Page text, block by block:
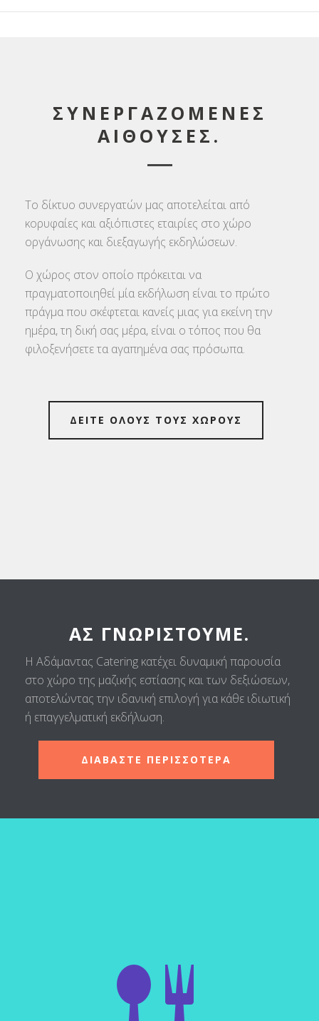
ΣΥΝΕΡΓΑΖΟΜΕΝΕΣ
ΑΙΘΟΥΣΕΣ.
Το δίκτυο συνεργατών μας αποτελείται από
κορυφαίες και αξιόπιστες εταιρίες στο χώρο
οργάνωσης και διεξαγωγής εκδηλώσεων.
Ο χώρος στον οποίο πρόκειται να
πραγματοποιηθεί μία εκδήλωση είναι το πρώτο
πράγμα που σκέφτεται κανείς μιας για εκείνη την
ημέρα, τη δική σας μέρα, είναι ο τόπος που θα
φιλοξενήσετε τα αγαπημένα σας πρόσωπα.
ΔΕΙΤΕ ΟΛΟΥΣ ΤΟΥΣ ΧΩΡΟΥΣ
ΑΣ ΓΝΩΡΙΣΤΟΎΜΕ.
Η Αδάμαντας Catering κατέχει δυναμική παρουσία
στο χώρο της μαζικής εστίασης και των δεξιώσεων,
αποτελώντας την ιδανική επιλογή για κάθε ιδιωτική
ή επαγγελματική εκδήλωση.
ΔΙΑΒΑΣΤΕ ΠΕΡΙΣΣΟΤΕΡΑ